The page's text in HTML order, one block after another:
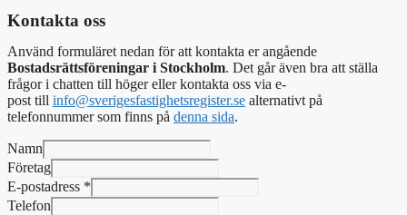
Kontakta oss
Använd formuläret nedan för att kontakta er angående
Bostadsrättsföreningar i Stockholm. Det går även bra att ställa
frågor i chatten till höger eller kontakta oss via e-
post till info@sverigesfastighetsregister.se alternativt på
telefonnummer som finns på denna sida.
Namn
Företag
E-postadress *
Telefon